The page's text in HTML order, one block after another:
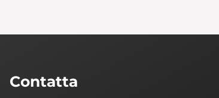
Contatta